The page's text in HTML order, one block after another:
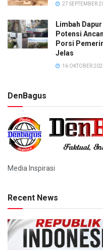
27 SEPTEMBER
Limbah
Potensi
Porsi
Jelas
16 OKTOBER
DenBagus
Media Inspirasi
Recent News